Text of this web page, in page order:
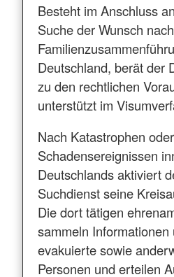
Besteht im Anschluss
Suche der Wunsch
Deutschland, berät der
zu den rechtlichen
unterstützt im
Nach Katastrophen
Schadensereignissen
Deutschlands aktiviert
Suchdienst seine
Die dort tätigen
sammeln Informationen
evakuierte sowie
Personen und erteilen